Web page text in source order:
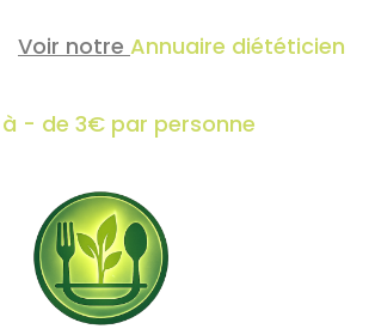
Voir notre Annuaire diététicien
à - de 3€ par personne